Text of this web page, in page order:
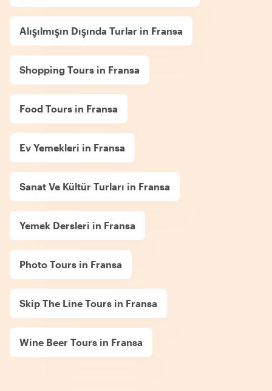
Alışılmışın Dışında Turlar in Fransa
Shopping Tours in Fransa
Food Tours in Fransa
Ev Yemekleri in Fransa
Sanat Ve Kültür Turları in Fransa
Yemek Dersleri in Fransa
Photo Tours in Fransa
Skip The Line Tours in Fransa
Wine Beer Tours in Fransa